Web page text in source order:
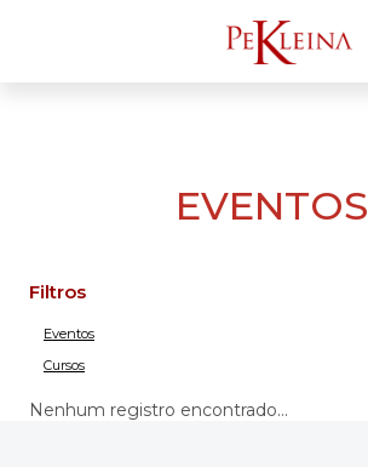
EVENTOS
Filtros
Eventos
Cursos
Nenhum registro encontrado...